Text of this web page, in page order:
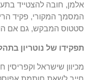
אלמן, חובה להצטייד
המסמך המקורי, פקיד
סטטוס המבקש, גם אם
תפקידו של נוטריון
מכיוון שישראל